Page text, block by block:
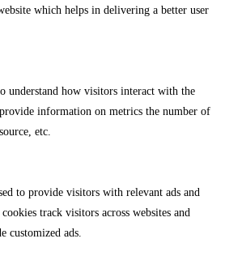
which helps in delivering a better user
understand how visitors interact with the
information on metrics the number of
etc.
to provide visitors with relevant ads and
track visitors across websites and
customized ads.